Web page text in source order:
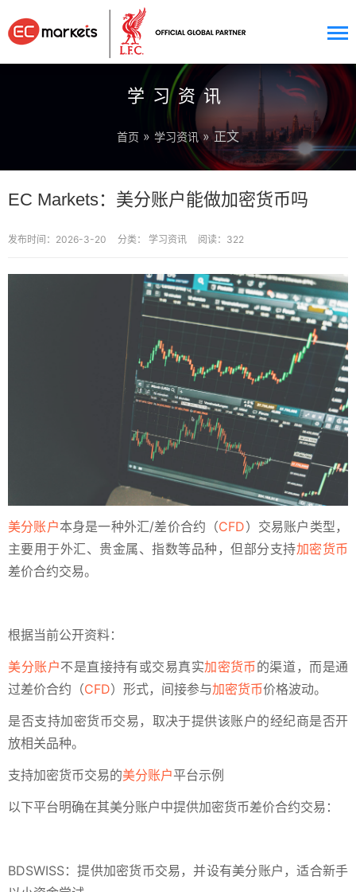
学习资讯
首页 » 学习资讯» 正文
EC Markets：美分账户能做加密货币吗
发布时间：2026-3-20 分类： 学习资讯 阅读：322
美分账户本身是一种外汇/差价合约（CFD）交易账户类型，
主要用于外汇、贵金属、指数等品种，但部分支持加密货币
差价合约交易。‌
根据当前公开资料：
美分账户不是直接持有或交易真实加密货币的渠道‌，而是通
过差价合约（CFD）形式，间接参与加密货币价格波动。
‌是否支持加密货币交易，取决于提供该账户的经纪商是否开
放相关品种‌。
支持加密货币交易的美分账户平台示例
以下平台明确在其美分账户中提供加密货币差价合约交易：
‌BDSWISS‌：提供加密货币交易，并设有美分账户，适合新手